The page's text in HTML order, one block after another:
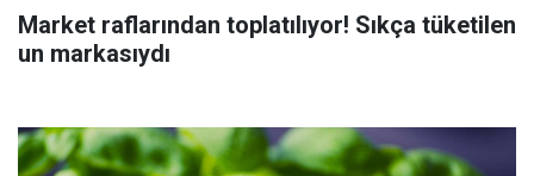
Market raflarından toplatılıyor! Sıkça tüketilen
un markasıydı